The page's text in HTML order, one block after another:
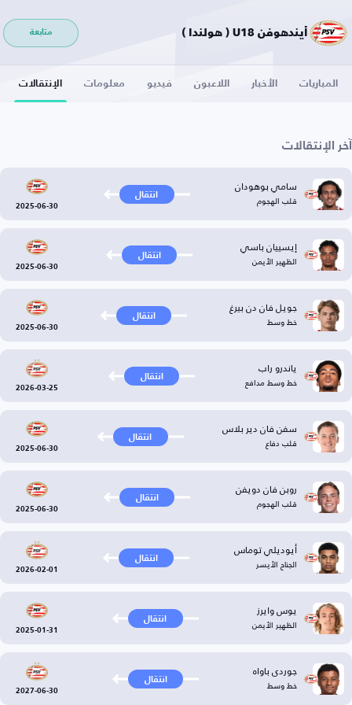
أيندهوفن U18 ( هولندا ) متابعة
المباريات الأخبار اللاعبون فيديو معلومات الإنتقالات
آخر الإنتقالات
سامي بوهودان
قلب الهجوم انتقال
2025-06-30
إيسييان باسي
الظهير الأيمن انتقال
2025-06-30
جويل فان دن بيرغ
خط وسط انتقال
2025-06-30
ياندرو راب
خط وسط مدافع انتقال
2026-03-25
سفن فان دير بلاس
قلب دفاع انتقال
2025-06-30
روبن فان دويفن
قلب الهجوم انتقال
2025-06-30
أيوديلي توماس
الجناح الأيسر انتقال
2026-02-01
يوس وايرز
الظهير الأيمن انتقال
2025-01-31
جوردى باواه
خط وسط انتقال
2027-06-30